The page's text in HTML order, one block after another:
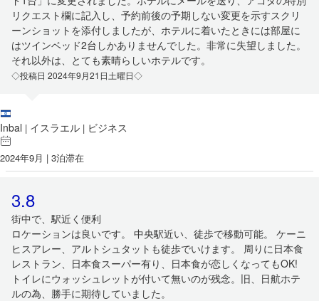
リクエスト欄に記入し、予約前後の予期しない変更を示すスクリ
ーンショットを添付しましたが、ホテルに着いたときには部屋に
はツインベッド2台しかありませんでした。非常に失望しました。
それ以外は、とても素晴らしいホテルです。
◇投稿日 2024年9月21日土曜日◇
Inbal | イスラエル | ビジネス
2024年9月 | 3泊滞在
3.8
街中で、駅近く便利
ロケーションは良いです。 中央駅近い、徒歩で移動可能。 ケーニ
ヒスアレー、アルトシュタットも徒歩でいけます。 周りに日本食
レストラン、日本食スーパー有り、日本食が恋しくなってもOK!
トイレにウォッシュレットが付いて無いのが残念。旧、日航ホテ
ルの為、勝手に期待していました。